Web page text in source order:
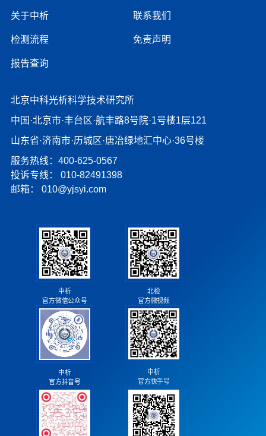
关于中析 联系我们
检测流程 免责声明
报告查询
北京中科光析科学技术研究所
中国·北京市·丰台区·航丰路8号院·1号楼1层121
山东省·济南市·历城区·唐冶绿地汇中心·36号楼
服务热线：400-625-0567
投诉专线： 010-82491398
邮箱： 010@yjsyi.com
中析
官方微信公众号
北检
官方微视频
中析
官方抖音号
中析
官方快手号